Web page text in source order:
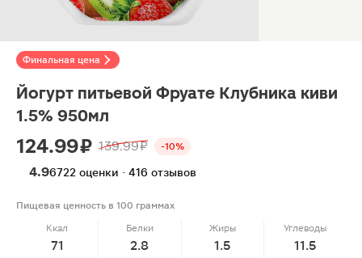
Финальная цена
Йогурт питьевой Фруате Клубника киви
1.5% 950мл
124.99 ₽ 139.99 ₽ -10%
4.96722 оценки · 416 отзывов
Пищевая ценность в 100 граммах
Ккал
71
Белки
2.8
Жиры
1.5
Углеводы
11.5